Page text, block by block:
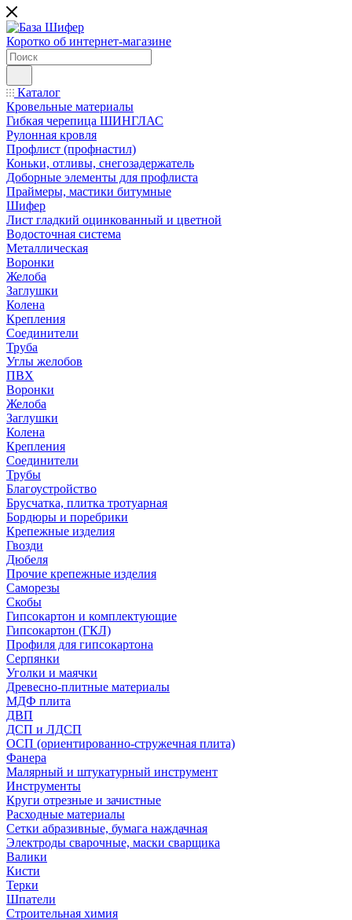
Коротко об интернет-магазине
Каталог
Кровельные материалы
Гибкая черепица ШИНГЛАС
Рулонная кровля
Профлист (профнастил)
Коньки, отливы, снегозадержатель
Доборные элементы для профлиста
Праймеры, мастики битумные
Шифер
Лист гладкий оцинкованный и цветной
Водосточная система
Металлическая
Воронки
Желоба
Заглушки
Колена
Крепления
Соединители
Труба
Углы желобов
ПВХ
Воронки
Желоба
Заглушки
Колена
Крепления
Соединители
Трубы
Благоустройство
Брусчатка, плитка тротуарная
Бордюры и поребрики
Крепежные изделия
Гвозди
Дюбеля
Прочие крепежные изделия
Саморезы
Скобы
Гипсокартон и комплектующие
Гипсокартон (ГКЛ)
Профиля для гипсокартона
Серпянки
Уголки и маячки
Древесно-плитные материалы
МДФ плита
ДВП
ДСП и ЛДСП
ОСП (ориентированно-стружечная плита)
Фанера
Малярный и штукатурный инструмент
Инструменты
Круги отрезные и зачистные
Расходные материалы
Сетки абразивные, бумага наждачная
Электроды сварочные, маски сварщика
Валики
Кисти
Терки
Шпатели
Строительная химия